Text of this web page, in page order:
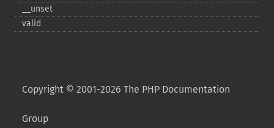
_​_​unset
valid
Copyright © 2001-2026 The PHP Documentation
Group